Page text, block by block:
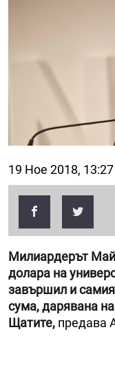
19 Ное 2018, 13:27
Милиардерът
долара на
завършил и
сума, дарявана
Щатите, предава